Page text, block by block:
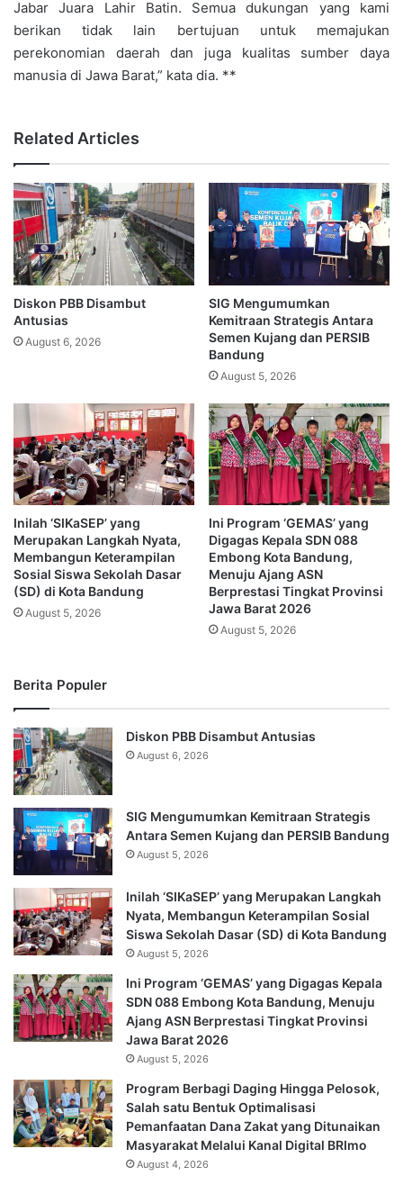
Jabar Juara Lahir Batin. Semua dukungan yang kami
berikan tidak lain bertujuan untuk memajukan
perekonomian daerah dan juga kualitas sumber daya
manusia di Jawa Barat,” kata dia. **
Related Articles
Diskon PBB Disambut
Antusias
August 6, 2026
SIG Mengumumkan
Kemitraan Strategis Antara
Semen Kujang dan PERSIB
Bandung
August 5, 2026
Inilah ‘SIKaSEP’ yang
Merupakan Langkah Nyata,
Membangun Keterampilan
Sosial Siswa Sekolah Dasar
(SD) di Kota Bandung
August 5, 2026
Ini Program ‘GEMAS’ yang
Digagas Kepala SDN 088
Embong Kota Bandung,
Menuju Ajang ASN
Berprestasi Tingkat Provinsi
Jawa Barat 2026
August 5, 2026
Berita Populer
Diskon PBB Disambut Antusias
August 6, 2026
SIG Mengumumkan Kemitraan Strategis
Antara Semen Kujang dan PERSIB Bandung
August 5, 2026
Inilah ‘SIKaSEP’ yang Merupakan Langkah
Nyata, Membangun Keterampilan Sosial
Siswa Sekolah Dasar (SD) di Kota Bandung
August 5, 2026
Ini Program ‘GEMAS’ yang Digagas Kepala
SDN 088 Embong Kota Bandung, Menuju
Ajang ASN Berprestasi Tingkat Provinsi
Jawa Barat 2026
August 5, 2026
Program Berbagi Daging Hingga Pelosok,
Salah satu Bentuk Optimalisasi
Pemanfaatan Dana Zakat yang Ditunaikan
Masyarakat Melalui Kanal Digital BRImo
August 4, 2026